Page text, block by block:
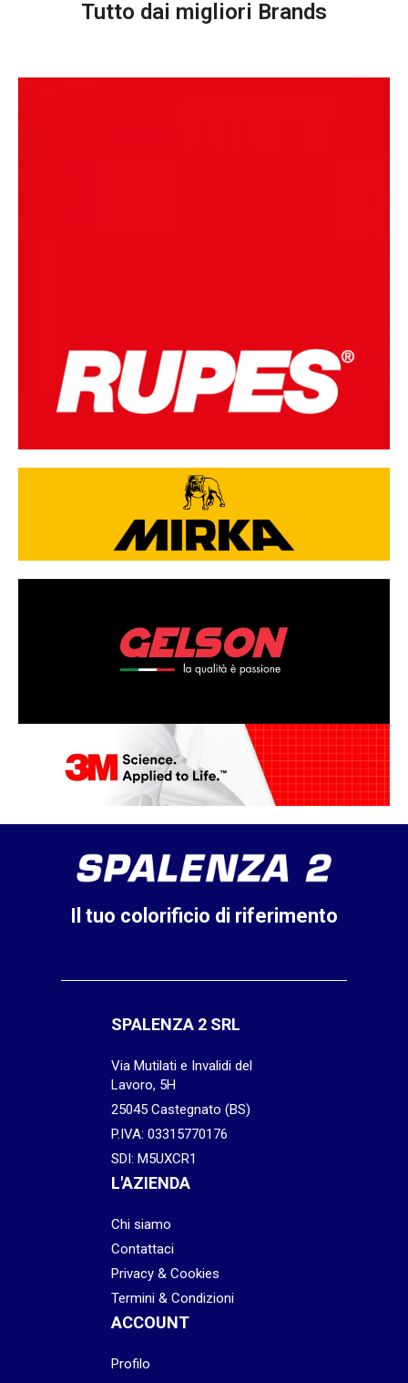
Tutto dai migliori Brands
Il tuo colorificio di riferimento
SPALENZA 2 SRL
Via Mutilati e Invalidi del
Lavoro, 5H
25045 Castegnato (BS)
P.IVA: 03315770176
SDI: M5UXCR1
L'AZIENDA
Chi siamo
Contattaci
Privacy & Cookies
Termini & Condizioni
ACCOUNT
Profilo